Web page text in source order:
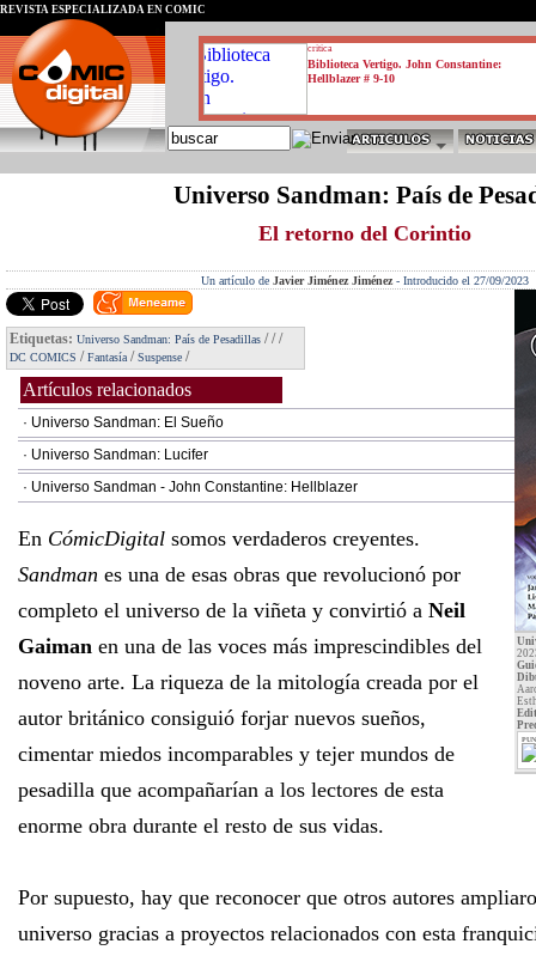
critica
Biblioteca Vertigo. John Constantine:
Hellblazer # 9-10
REVISTA ESPECIALIZADA EN CÓMIC
Universo Sandman: País de
El retorno del Corintio
Un artículo de Javier Jiménez Jiménez- Introducido el 27/09/2023
Etiquetas: Universo Sandman: País de Pesadillas ///
DC COMICS /Fantasía /Suspense /
Artículos relacionados
· Universo Sandman: El Sueño
· Universo Sandman: Lucifer
· Universo Sandman - John Constantine: Hellblazer
En CómicDigital somos verdaderos creyentes.
Sandman es una de esas obras que revolucionó por
completo el universo de la viñeta y convirtió a Neil
Gaiman en una de las voces más imprescindibles del
noveno arte. La riqueza de la mitología creada por el
autor británico consiguió forjar nuevos sueños,
cimentar miedos incomparables y tejer mundos de
pesadilla que acompañarían a los lectores de esta
enorme obra durante el resto de sus vidas.
Por supuesto, hay que reconocer que otros autores
universo gracias a proyectos relacionados con esta